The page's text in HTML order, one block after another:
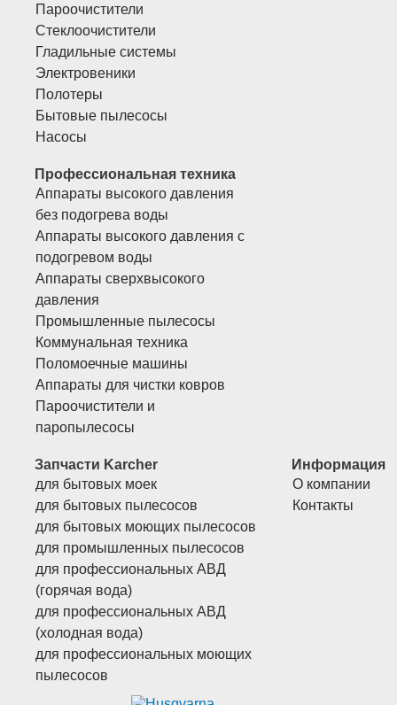
Пароочистители
Стеклоочистители
Гладильные системы
Электровеники
Полотеры
Бытовые пылесосы
Насосы
Профессиональная техника
Аппараты высокого давления
без подогрева воды
Аппараты высокого давления с
подогревом воды
Аппараты сверхвысокого
давления
Промышленные пылесосы
Коммунальная техника
Поломоечные машины
Аппараты для чистки ковров
Пароочистители и
паропылесосы
Запчасти Karcher
для бытовых моек
для бытовых пылесосов
для бытовых моющих пылесосов
для промышленных пылесосов
для профессиональных АВД
(горячая вода)
для профессиональных АВД
(холодная вода)
для профессиональных моющих
пылесосов
Информация
О компании
Контакты